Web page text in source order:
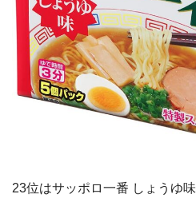
23位はサッポロ一番 しょうゆ味